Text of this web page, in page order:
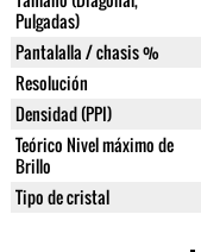
Pulgadas)
Pantalalla / chasis %
Resolución
Densidad (PPI)
Teórico Nivel máximo de
Brillo
Tipo de cristal